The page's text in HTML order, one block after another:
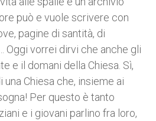
può e vuole scrivere con
pagine di santità, di
Oggi vorrei dirvi che anche gli
e il domani della Chiesa. Sì,
Chiesa che, insieme ai
Per questo è tanto
e i giovani parlino fra loro,